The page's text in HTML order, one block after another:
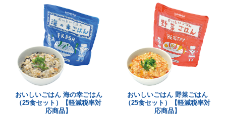
おいしいごはん 海の幸ごはん
（25食セット）【軽減税率対
応商品】
おいしいごはん 野菜ごはん
（25食セット）【軽減税率対
応商品】